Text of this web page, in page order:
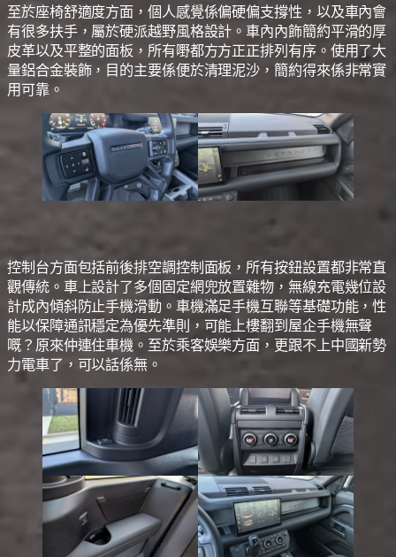
至於座椅舒適度方面，個人感覺係偏硬偏支撐性，以及車內會
有很多扶手，屬於硬派越野風格設計。車內內飾簡約平滑的厚
皮革以及平整的面板，所有嘢都方方正正排列有序。使用了大
量鋁合金裝飾，目的主要係便於清理泥沙，簡約得來係非常實
用可靠。
控制台方面包括前後排空調控制面板，所有按鈕設置都非常直
觀傳統。車上設計了多個固定網兜放置雜物，無線充電幾位設
計成內傾斜防止手機滑動。車機滿足手機互聯等基礎功能，性
能以保障通訊穩定為優先準則，可能上樓翻到屋企手機無聲
嘅？原來仲連住車機。至於乘客娛樂方面，更跟不上中國新勢
力電車了，可以話係無。